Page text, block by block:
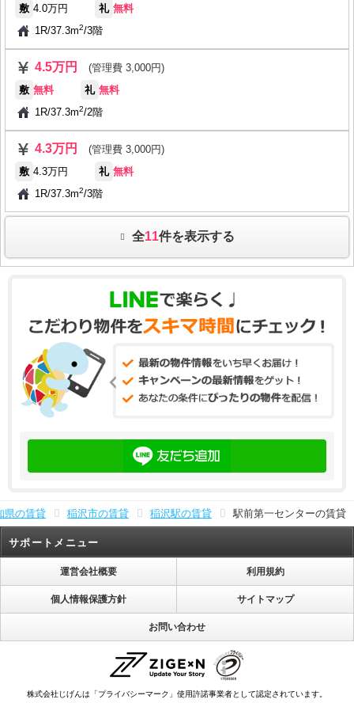
敷 4.0万円 礼 無料
1R/37.3m2/3階
4.5万円
(管理費 3,000円)
敷 無料 礼 無料
1R/37.3m2/2階
4.3万円
(管理費 3,000円)
敷 4.3万円 礼 無料
1R/37.3m2/3階
全11件を表示する
県の賃貸 稲沢市の賃貸 稲沢駅の賃貸 駅前第一センターの賃貸
サポートメニュー
運営会社概要 利用規約
個人情報保護方針 サイトマップ
お問い合わせ
株式会社じげんは「プライバシーマーク」使用許諾事業者として認定されています。